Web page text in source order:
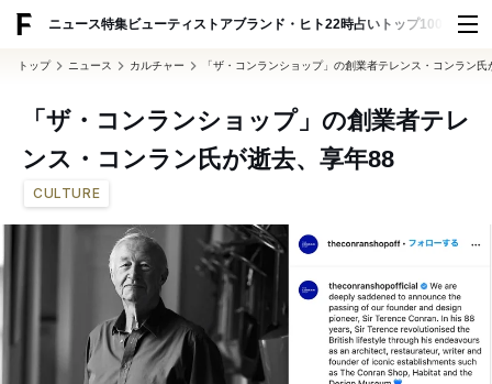
ニュース特集ビューティ ストアブランド・ヒト22時占い トップ100 スナッ
トップ ニュース カルチャー 「ザ・コンランショップ」の創業者テレンス・コンラン
「ザ・コンランショップ」の創業者テレ
ンス・コンラン氏が逝去、享年88
CULTURE